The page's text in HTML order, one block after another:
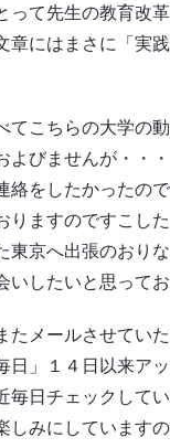
って先生の教育改
章にはまさに「実
てこちらの大学の
よびませんが・・
絡をしたかったの
りますのですこし
東京へ出張のおり
いしたいと思ってお
たメールさせてい
日」１４日以来ア
毎日チェックして
しみにしていますの